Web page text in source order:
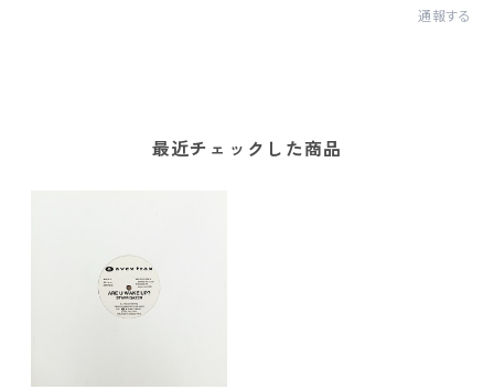
通報する
最近チェックした商品